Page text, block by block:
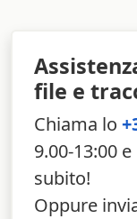
file e
Chiama lo
9.00-13:00
subito!
Oppure